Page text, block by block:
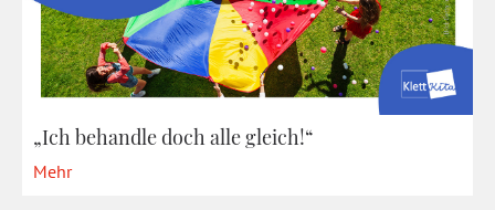
„Ich behandle doch alle gleich!“
Mehr